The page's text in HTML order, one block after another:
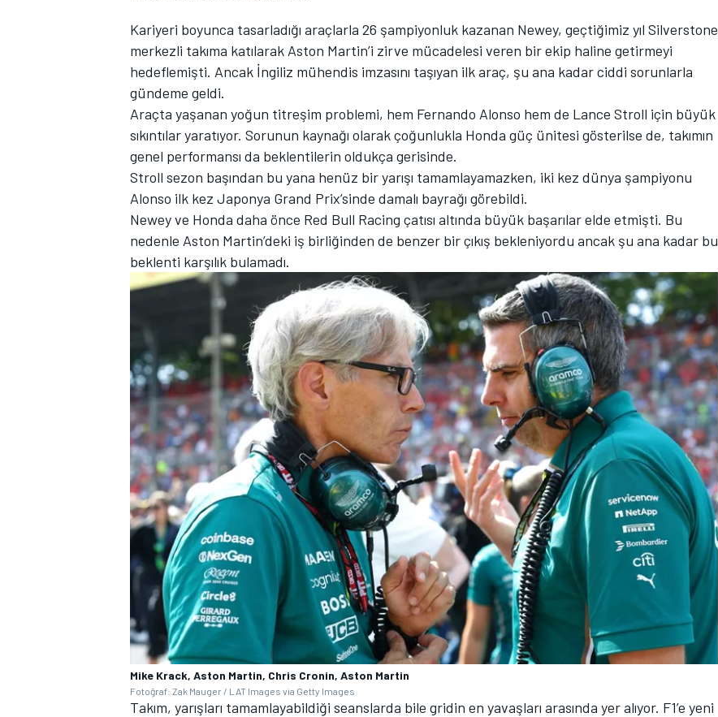
TÜRK SPORCULAR
Kariyeri boyunca tasarladığı araçlarla 26 şampiyonluk kazanan Newey, geçtiğimiz yıl Silverstone
merkezli takıma katılarak Aston Martin’i zirve mücadelesi veren bir ekip haline getirmeyi
hedeflemişti. Ancak İngiliz mühendis imzasını taşıyan ilk araç, şu ana kadar ciddi sorunlarla
gündeme geldi.
Araçta yaşanan yoğun titreşim problemi, hem Fernando Alonso hem de Lance Stroll için büyük
sıkıntılar yaratıyor. Sorunun kaynağı olarak çoğunlukla Honda güç ünitesi gösterilse de, takımın
genel performansı da beklentilerin oldukça gerisinde.
Stroll sezon başından bu yana henüz bir yarışı tamamlayamazken, iki kez dünya şampiyonu
Alonso ilk kez Japonya Grand Prix’sinde damalı bayrağı görebildi.
Newey ve Honda daha önce Red Bull Racing çatısı altında büyük başarılar elde etmişti. Bu
nedenle Aston Martin’deki iş birliğinden de benzer bir çıkış bekleniyordu ancak şu ana kadar bu
beklenti karşılık bulamadı.
Mike Krack, Aston Martin, Chris Cronin, Aston Martin
Fotoğraf: Zak Mauger / LAT Images via Getty Images
Takım, yarışları tamamlayabildiği seanslarda bile gridin en yavaşları arasında yer alıyor. F1’e yeni